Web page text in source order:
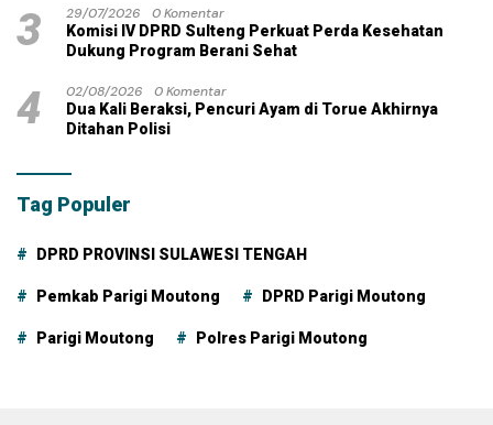
3 29/07/2026
0 Komentar
Komisi IV DPRD Sulteng Perkuat Perda Kesehatan
Dukung Program Berani Sehat
4 02/08/2026
0 Komentar
Dua Kali Beraksi, Pencuri Ayam di Torue Akhirnya
Ditahan Polisi
Tag Populer
DPRD PROVINSI SULAWESI TENGAH
Pemkab Parigi Moutong DPRD Parigi Moutong
Parigi Moutong Polres Parigi Moutong